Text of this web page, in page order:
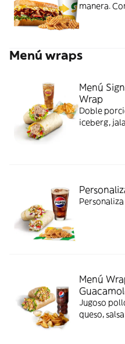
manera.
crearlo
Menú wraps
Menú
Wrap
Doble
iceberg,
Menú
Jugoso
queso,